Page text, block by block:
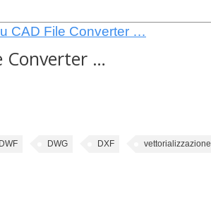
CAD File Converter …
Converter …
DWF DWG DXF vettorializzazione